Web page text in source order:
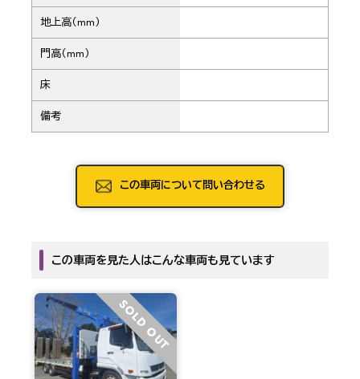
地上高（mm）
門高（mm）
床
備考
この車両について問い合わせる
この車両を見た人はこんな車両も見ています
SOLD OUT